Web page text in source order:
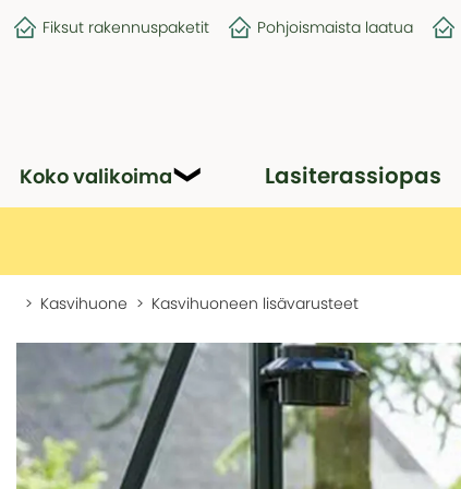
Fiksut rakennuspaketit Pohjoismaista laatua
Koko valikoima Lasiterassiopas
Kasvihuone Kasvihuoneen lisävarusteet